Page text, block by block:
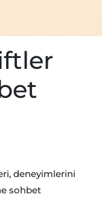
deneyimlerini
sohbet